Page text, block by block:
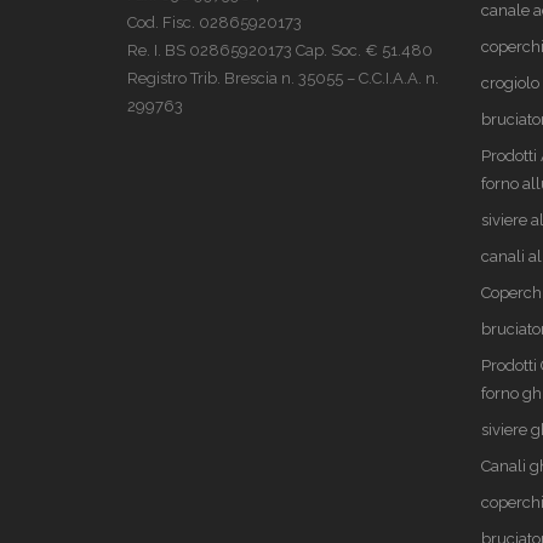
Cod. Fisc. 02865920173
Re. I. BS 02865920173 Cap. Soc. € 51.480
Registro Trib. Brescia n. 35055 – C.C.I.A.A. n.
299763
canale
crogiolo
Prodotti
forno
siviere
canali
Prodotti
forno
siviere
Canali